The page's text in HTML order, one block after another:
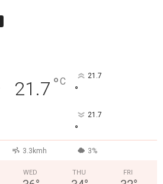
21.7 °C 21.7
°
21.7
°
3.3kmh 3%
WED THU FRI